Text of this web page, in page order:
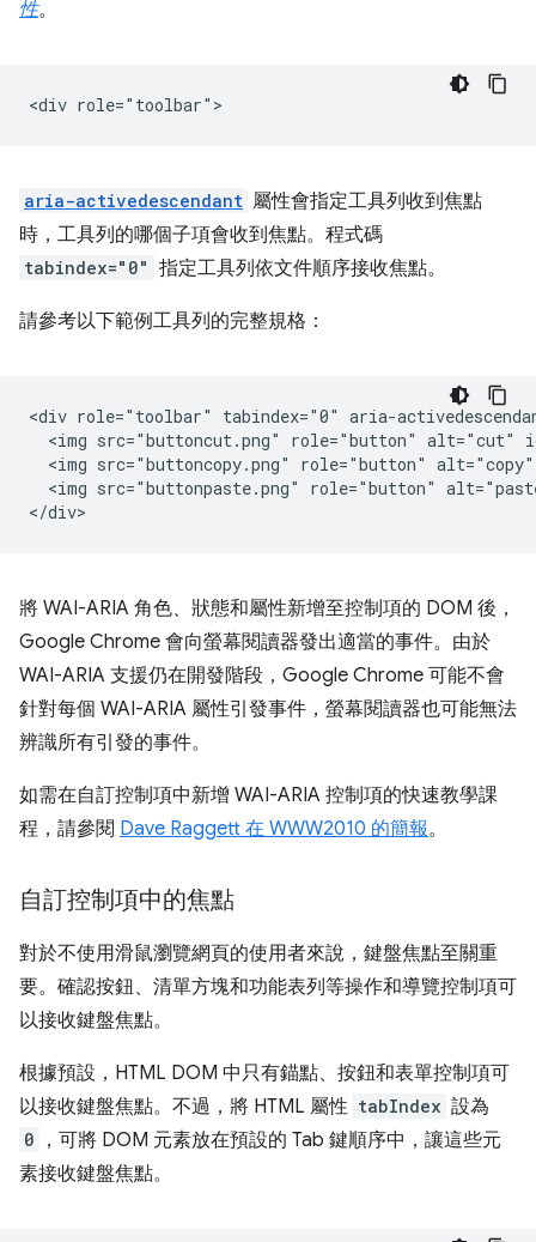
性。
aria-activedescendant 屬性會指定工具列收到焦點
時，工具列的哪個子項會收到焦點。程式碼
tabindex="0" 指定工具列依文件順序接收焦點。
請參考以下範例工具列的完整規格：
<div role="toolbar" tabindex="0" aria-
<img src="buttoncut.png" role="button" alt="cut"
<img src="buttoncopy.png" role="button"
<img src="buttonpaste.png" role="button"
將 WAI-ARIA 角色、狀態和屬性新增至控制項的 DOM 後，
Google Chrome 會向螢幕閱讀器發出適當的事件。由於
WAI-ARIA 支援仍在開發階段，Google Chrome 可能不會
針對每個 WAI-ARIA 屬性引發事件，螢幕閱讀器也可能無法
辨識所有引發的事件。
如需在自訂控制項中新增 WAI-ARIA 控制項的快速教學課
程，請參閱 Dave Raggett 在 WWW2010 的簡報。
自訂控制項中的焦點
對於不使用滑鼠瀏覽網頁的使用者來說，鍵盤焦點至關重
要。確認按鈕、清單方塊和功能表列等操作和導覽控制項可
以接收鍵盤焦點。
根據預設，HTML DOM 中只有錨點、按鈕和表單控制項可
以接收鍵盤焦點。不過，將 HTML 屬性 tabIndex 設為
0
，可將 DOM 元素放在預設的 Tab 鍵順序中，讓這些元
素接收鍵盤焦點。